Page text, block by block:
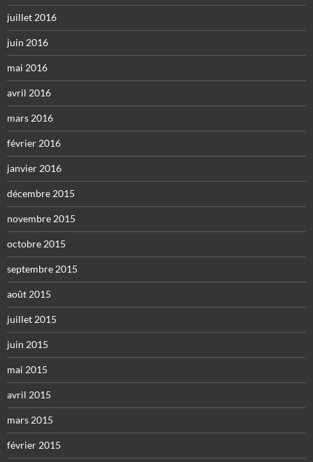
juillet 2016
juin 2016
mai 2016
avril 2016
mars 2016
février 2016
janvier 2016
décembre 2015
novembre 2015
octobre 2015
septembre 2015
août 2015
juillet 2015
juin 2015
mai 2015
avril 2015
mars 2015
février 2015